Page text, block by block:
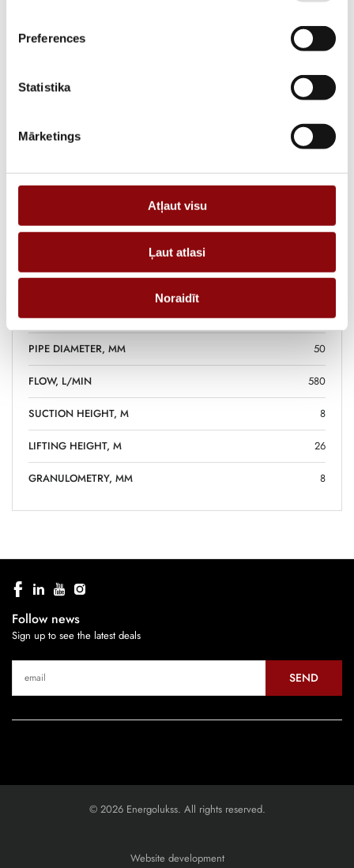
Preferences
Statistika
Mārketings
Atļaut visu
Ļaut atlasi
Noraidīt
WEIGHT 28.7 kg
50.5x39.8x46.6 cm
FUEL petrol
FUEL CONSUMPTION 75%,
L/H
0.9
PUMP APPLICATION dirty water
PIPE DIAMETER, MM 50
FLOW, L/MIN 580
SUCTION HEIGHT, M 8
LIFTING HEIGHT, M 26
GRANULOMETRY, MM 8
Follow news
Sign up to see the latest deals
SEND
© 2026 Energolukss. All rights reserved.
Website development